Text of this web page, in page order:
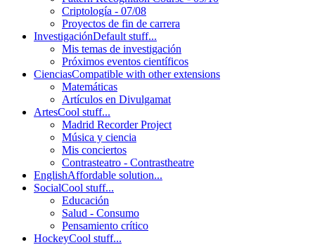
Criptología - 07/08
Proyectos de fin de carrera
InvestigaciónDefault stuff...
Mis temas de investigación
Próximos eventos científicos
CienciasCompatible with other extensions
Matemáticas
Artículos en Divulgamat
ArtesCool stuff...
Madrid Recorder Project
Música y ciencia
Mis conciertos
Contrasteatro - Contrastheatre
EnglishAffordable solution...
SocialCool stuff...
Educación
Salud - Consumo
Pensamiento crítico
HockeyCool stuff...